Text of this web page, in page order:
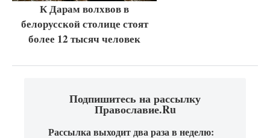
К Дарам волхвов в
белорусской столице стоят
более 12 тысяч человек
Подпишитесь на рассылку
Православие.Ru
Рассылка выходит два раза в неделю: